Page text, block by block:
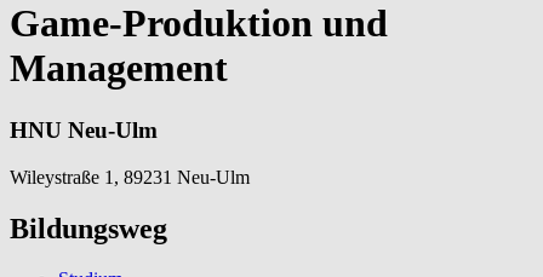
Game-Produktion und
Management
HNU Neu-Ulm
Wileystraße 1, 89231 Neu-Ulm
Bildungsweg